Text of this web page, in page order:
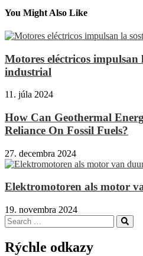
You Might Also Like
Motores eléctricos impulsan
industrial
11. júla 2024
How Can Geothermal
Reliance On Fossil Fuels?
27. decembra 2024
Elektromotoren als motor
19. novembra 2024
Search
for:
Search
Rýchle odkazy